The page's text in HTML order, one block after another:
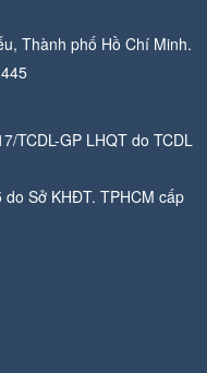
Thành phố Hồ Chí Minh.
TCDL-GP LHQT do TCDL
Sở KHĐT. TPHCM cấp